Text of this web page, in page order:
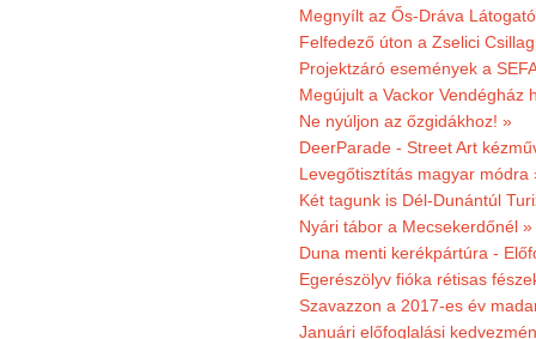
Megnyílt az Ős-Dráva
Felfedező úton a Zselici
Projektzáró események a
Megújult a Vackor Vendégház
Ne nyúljon az őzgidákhoz! »
DeerParade - Street Art
Levegőtisztítás magyar módra
Két tagunk is Dél-Dunántúl
Nyári tábor a Mecsekerdőnél »
Duna menti kerékpártúra -
Egerészölyv fióka rétisas
Szavazzon a 2017-es év
Januári előfoglalási